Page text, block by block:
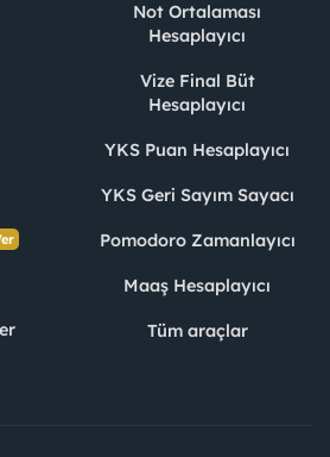
Not Ortalaması
Hesaplayıcı
Vize Final Büt
Hesaplayıcı
YKS Puan Hesaplayıcı
YKS Geri Sayım Sayacı
Pomodoro Zamanlayıcı
Maaş Hesaplayıcı
Tüm araçlar